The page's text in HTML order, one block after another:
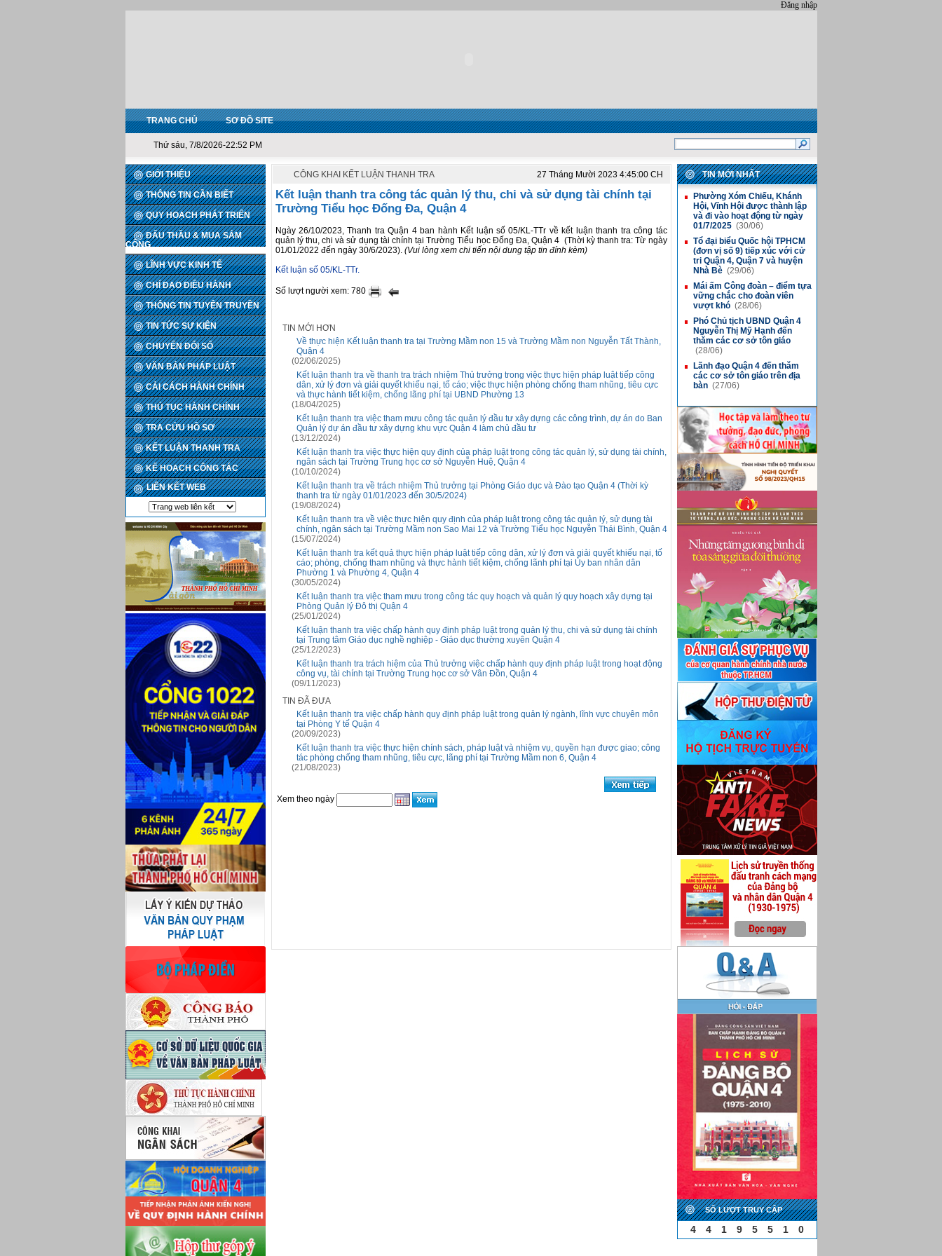
Đăng nhập
TRANG CHỦ SƠ ĐỒ SITE
Thứ sáu, 7/8/2026-22:52 PM
GIỚI THIỆU
THÔNG TIN CẦN BIẾT
QUY HOẠCH PHÁT TRIỂN
ĐẤU THẦU & MUA SẮM
CÔNG
LĨNH VỰC KINH TẾ
CHỈ ĐẠO ĐIỀU HÀNH
THÔNG TIN TUYÊN TRUYỀN
TIN TỨC SỰ KIỆN
CHUYỂN ĐỔI SỐ
VĂN BẢN PHÁP LUẬT
CẢI CÁCH HÀNH CHÍNH
THỦ TỤC HÀNH CHÍNH
TRA CỨU HỒ SƠ
KẾT LUẬN THANH TRA
KẾ HOẠCH CÔNG TÁC
LIÊN KẾT WEB
CÔNG KHAI KẾT LUẬN THANH TRA 27 Tháng Mười 2023 4:45:00 CH
Kết luận thanh tra công tác quản lý thu, chi và sử dụng tài chính tại
Trường Tiểu học Đống Đa, Quận 4
Ngày 26/10/2023, Thanh tra Quận 4 ban hành Kết luận số 05/KL-TTr về kết luận thanh tra công tác
quản lý thu, chi và sử dụng tài chính tại Trường Tiểu học Đống Đa, Quận 4 (Thời kỳ thanh tra: Từ ngày
01/01/2022 đến ngày 30/6/2023). (Vui lòng xem chi tiến nội dung tập tin đính kèm)
Kết luận số 05/KL-TTr.
Số lượt người xem: 780
TIN MỚI HƠN
Về thực hiện Kết luận thanh tra tại Trường Mầm non 15 và Trường Mầm non Nguyễn Tất Thành,
Quận 4
(02/06/2025)
Kết luận thanh tra về thanh tra trách nhiệm Thủ trưởng trong việc thực hiện pháp luật tiếp công
dân, xử lý đơn và giải quyết khiếu nại, tố cáo; việc thực hiện phòng chống tham nhũng, tiêu cực
và thực hành tiết kiệm, chống lãng phí tại UBND Phường 13
(18/04/2025)
Kết luận thanh tra việc tham mưu công tác quản lý đầu tư xây dựng các công trình, dự án do Ban
Quản lý dự án đầu tư xây dựng khu vực Quận 4 làm chủ đầu tư
(13/12/2024)
Kết luận thanh tra việc thực hiện quy định của pháp luật trong công tác quản lý, sử dụng tài chính,
ngân sách tại Trường Trung học cơ sở Nguyễn Huệ, Quận 4
(10/10/2024)
Kết luận thanh tra về trách nhiệm Thủ trưởng tại Phòng Giáo dục và Đào tạo Quận 4 (Thời kỳ
thanh tra từ ngày 01/01/2023 đến 30/5/2024)
(19/08/2024)
Kết luận thanh tra về việc thực hiện quy định của pháp luật trong công tác quản lý, sử dụng tài
chính, ngân sách tại Trường Mầm non Sao Mai 12 và Trường Tiểu học Nguyễn Thái Bình, Quận 4
(15/07/2024)
Kết luận thanh tra kết quả thực hiện pháp luật tiếp công dân, xử lý đơn và giải quyết khiếu nại, tố
cáo; phòng, chống tham nhũng và thực hành tiết kiệm, chống lãnh phí tại Ủy ban nhân dân
Phường 1 và Phường 4, Quận 4
(30/05/2024)
Kết luận thanh tra việc tham mưu trong công tác quy hoạch và quản lý quy hoạch xây dựng tại
Phòng Quản lý Đô thị Quận 4
(25/01/2024)
Kết luận thanh tra việc chấp hành quy định pháp luật trong quản lý thu, chi và sử dụng tài chính
tại Trung tâm Giáo dục nghề nghiệp - Giáo dục thường xuyên Quận 4
(25/12/2023)
Kết luận thanh tra trách hiệm của Thủ trưởng việc chấp hành quy định pháp luật trong hoạt động
công vụ, tài chính tại Trường Trung học cơ sở Vân Đồn, Quận 4
(09/11/2023)
TIN ĐÃ ĐƯA
Kết luận thanh tra việc chấp hành quy định pháp luật trong quản lý ngành, lĩnh vực chuyên môn
tại Phòng Y tế Quận 4
(20/09/2023)
Kết luận thanh tra việc thực hiện chính sách, pháp luật và nhiệm vụ, quyền hạn được giao; công
tác phòng chống tham nhũng, tiêu cực, lãng phí tại Trường Mầm non 6, Quận 4
(21/08/2023)
Xem theo ngày
TIN MỚI NHẤT
■
Phường Xóm Chiếu, Khánh
Hội, Vĩnh Hội được thành lập
và đi vào hoạt động từ ngày
01/7/2025 (30/06)
■ Tổ đại biểu Quốc hội TPHCM
(đơn vị số 9) tiếp xúc với cử
tri Quận 4, Quận 7 và huyện
Nhà Bè (29/06)
■
Mái ấm Công đoàn – điểm tựa
vững chắc cho đoàn viên
vượt khó (28/06)
■
Phó Chủ tịch UBND Quận 4
Nguyễn Thị Mỹ Hạnh đến
thăm các cơ sở tôn giáo
(28/06)
■
Lãnh đạo Quận 4 đến thăm
các cơ sở tôn giáo trên địa
bàn (27/06)
SỐ LƯỢT TRUY CẬP
4 4 1 9 5 5 1 0